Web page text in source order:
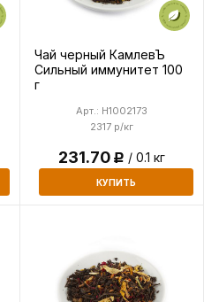
Чай черный КамлевЪ
Сильный иммунитет 100
г
2317 р/кг
Арт.: H1002173
231.70Р / 0.1 кг
КУПИТЬ